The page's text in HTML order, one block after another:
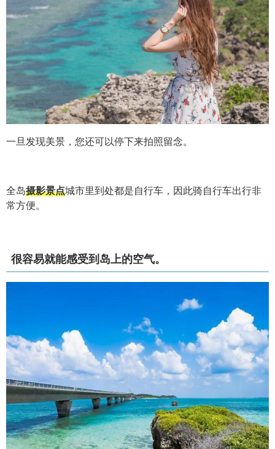
一旦发现美景，您还可以停下来拍照留念。
全岛摄影景点城市里到处都是自行车，因此骑自行车出行非
常方便。
很容易就能感受到岛上的空气。